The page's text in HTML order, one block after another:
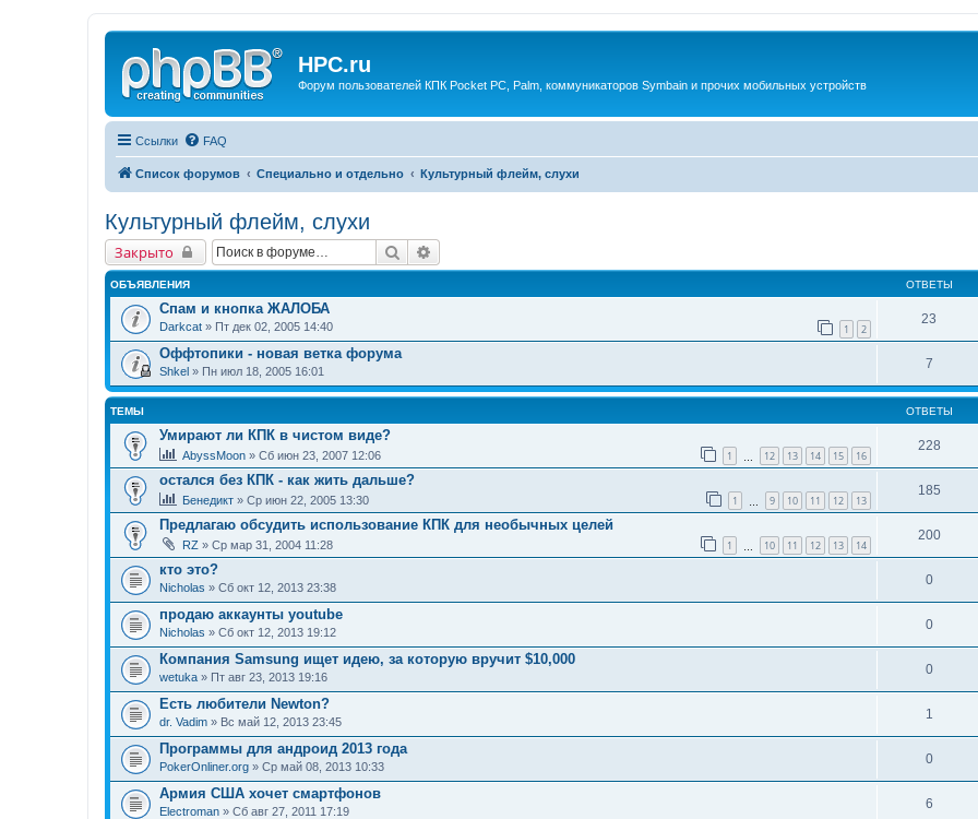
HPC.ru
Форум пользователей КПК Pocket PC, Palm, коммуникаторов Symbain и прочих мобильных устройств
Ссылки FAQ
Список форумов Специально и отдельно Культурный флейм, слухи
Культурный флейм, слухи
Закрыто Поиск
ОБЪЯВЛЕНИЯ ОТВЕТЫ
Спам и кнопка ЖАЛОБА
Darkcat » Пт дек 02, 2005 14:40 1 2
23
Оффтопики - новая ветка форума
Shkel » Пн июл 18, 2005 16:01
7
ТЕМЫ ОТВЕТЫ
Умирают ли КПК в чистом виде?
AbyssMoon » Сб июн 23, 2007 12:06 1 12 13 14 15 16
228
остался без КПК - как жить дальше?
Бенедикт » Ср июн 22, 2005 13:30 1 9 10 11 12 13
185
Предлагаю обсудить использование КПК для необычных целей
RZ » Ср мар 31, 2004 11:28 1 10 11 12 13 14
200
кто это?
Nicholas » Сб окт 12, 2013 23:38
0
продаю аккаунты youtube
Nicholas » Сб окт 12, 2013 19:12
0
Компания Samsung ищет идею, за которую вручит $10,000
wetuka » Пт авг 23, 2013 19:16
0
Есть любители Newton?
dr. Vadim » Вс май 12, 2013 23:45
1
Программы для андроид 2013 года
PokerOnliner.org » Ср май 08, 2013 10:33
0
Армия США хочет смартфонов
Electroman » Сб авг 27, 2011 17:19
6